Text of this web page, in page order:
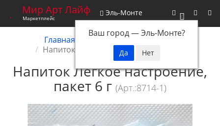
0
Мир Арт Лайф
Маркетплейс
Эль-Монте
Ваш город —Эль-Монте?
Главная
Снятые с производства
Напиток Легкое настроение, пакет 6 г
Напиток Легкое настроение,
пакет 6 г (Арт.:8714-1)